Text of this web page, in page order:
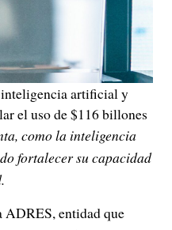
artificial y
el uso de $116 billones
como la inteligencia
fortalecer su capacidad
ADRES, entidad que